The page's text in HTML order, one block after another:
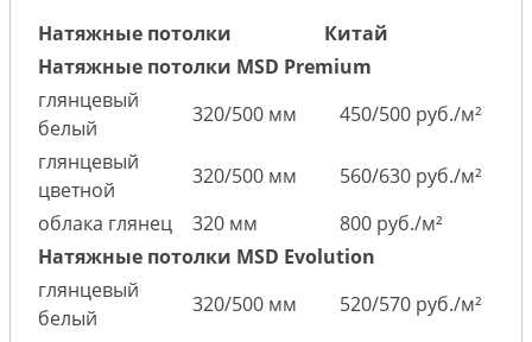
Натяжные потолки
Китай
Натяжные потолки MSD Premium
глянцевый
белый
320/500 мм
450/500 руб./м²
глянцевый
цветной
320/500 мм
560/630 руб./м²
облака глянец
320 мм
800 руб./м²
Натяжные потолки MSD Evolution
глянцевый
белый
320/500 мм 520/570 руб./м²